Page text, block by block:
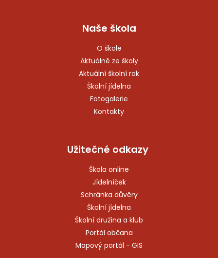
Naše škola
O škole
Aktuálně ze školy
Aktuální školní rok
Školní jídelna
Fotogalerie
Kontakty
Užitečné odkazy
Škola online
Jídelníček
Schránka důvěry
Školní jídelna
Školní družina a klub
Portál občana
Mapový portál - GIS